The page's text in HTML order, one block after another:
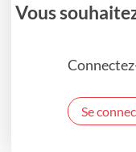
Vous
Se